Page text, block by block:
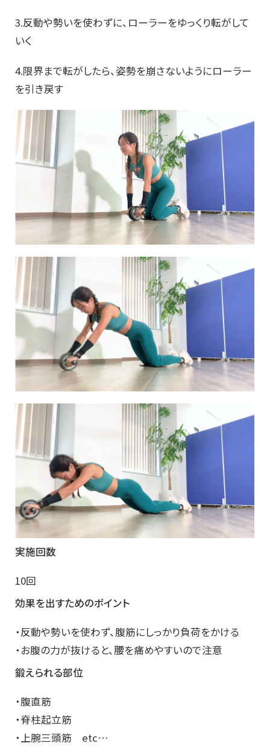
3.反動や勢いを使わずに、ローラーをゆっくり転がして
いく
4.限界まで転がしたら、姿勢を崩さないようにローラー
を引き戻す
実施回数
10回
効果を出すためのポイント
・反動や勢いを使わず、腹筋にしっかり負荷をかける
・お腹の力が抜けると、腰を痛めやすいので注意
鍛えられる部位
・腹直筋
・脊柱起立筋
・上腕三頭筋 etc…